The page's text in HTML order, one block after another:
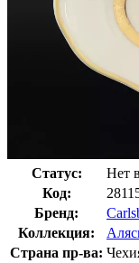
Статус:
Нет
Код:
Бренд:
Коллекция:
Страна пр-ва: